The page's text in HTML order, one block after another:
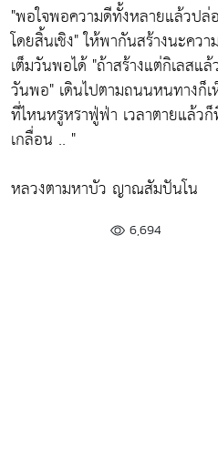
"พอใจพอความดีทั้งหลายแล้วป
โดยสิ้นเชิง"ให้พากันสร้างนะคว
เต็มวันพอได้"ถ้าสร้างแต่กิเลสแล้
วันพอ" เดินไปตามถนนหนทางก็
ที่ไหนหรูหราฟู่ฟ่า เวลาตายแล้ว
เกลื่อน .. "
หลวงตามหาบัว ญาณสัมปันโน
6,694